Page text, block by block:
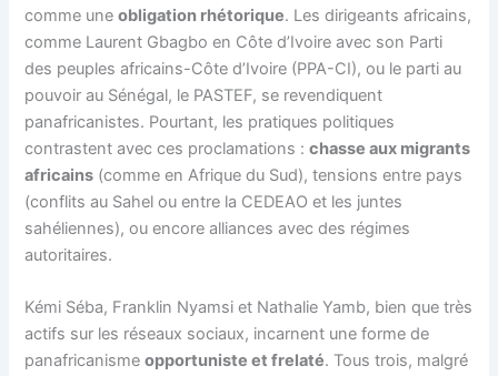
comme uneobligation rhétorique. Les dirigeants africains,
comme Laurent Gbagbo en Côte d’Ivoire avec son Parti
des peuples africains-Côte d’Ivoire (PPA-CI), ou le parti au
pouvoir au Sénégal, le PASTEF, se revendiquent
panafricanistes. Pourtant, les pratiques politiques
contrastent avec ces proclamations :chasse aux migrants
africains (comme en Afrique du Sud), tensions entre pays
(conflits au Sahel ou entre la CEDEAO et les juntes
sahéliennes), ou encore alliances avec des régimes
autoritaires.
Kémi Séba, Franklin Nyamsi et Nathalie Yamb, bien que très
actifs sur les réseaux sociaux, incarnent une forme de
panafricanismeopportuniste et frelaté. Tous trois, malgré